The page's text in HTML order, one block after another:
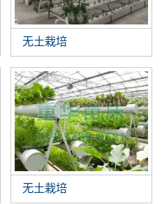
无土栽培
无土栽培